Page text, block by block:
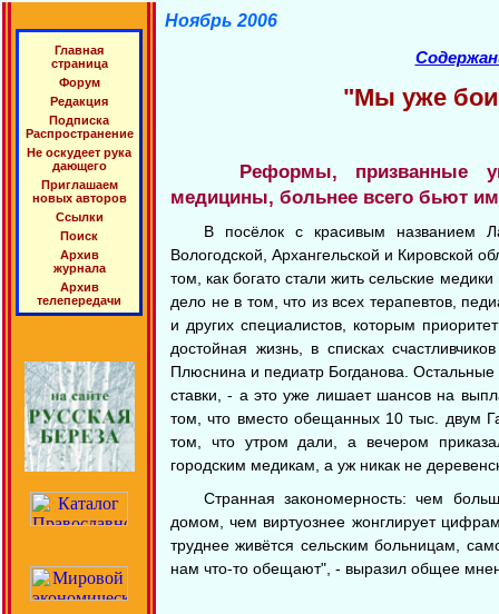
Главная
страница
Форум
Редакция
Подписка
Распространение
Не оскудеет рука
дающего
Приглашаем
новых авторов
Ссылки
Поиск
Архив
журнала
Архив
телепередачи
Ноябрь 2006
"Мы уже
Реформы, призванные
медицины, больнее всего бьют
В посёлок с красивым названием
Вологодской, Архангельской и Кировской
том, как богато стали жить сельские
дело не в том, что из всех терапевтов,
и других специалистов, которым
достойная жизнь, в списках
Плюснина и педиатр Богданова.
ставки, - а это уже лишает шансов на
том, что вместо обещанных 10 тыс. двум
том, что утром дали, а вечером
городским медикам, а уж никак не
Странная закономерность: чем
домом, чем виртуознее жонглирует
труднее живётся сельским больницам,
нам что-то обещают", - выразил общее